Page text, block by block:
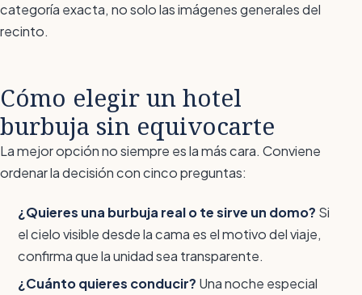
categoría exacta, no solo las imágenes generales del
recinto.
Cómo elegir un hotel
burbuja sin equivocarte
La mejor opción no siempre es la más cara. Conviene
ordenar la decisión con cinco preguntas:
¿Quieres una burbuja real o te sirve un domo? Si
el cielo visible desde la cama es el motivo del viaje,
confirma que la unidad sea transparente.
¿Cuánto quieres conducir? Una noche especial